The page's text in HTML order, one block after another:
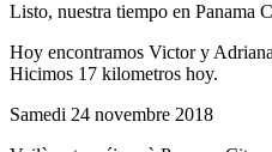
Listo, nuestra tiempo en Panama
Hoy encontramos Victor y
Hicimos 17 kilometros hoy.
Samedi 24 novembre 2018